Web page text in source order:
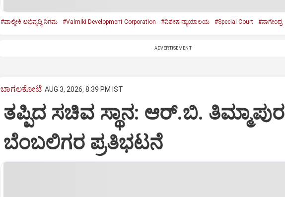
#ವಾಲ್ಮೀಕಿ ಅಭಿವೃದ್ಧಿ ನಿಗಮ #Valmiki Development Corporation #ವಿಶೇಷ ನ್ಯಾಯಾಲಯ #Special Court #ನಾಗೇಂದ್ರ
ADVERTISEMENT
ಬಾಗಲಕೋಟೆ AUG 3, 2026, 8:39 PM IST
ತಪ್ಪಿದ ಸಚಿವ ಸ್ಥಾನ: ಆರ್.ಬಿ. ತಿಮ್ಮಾಪುರ
ಬೆಂಬಲಿಗರ ಪ್ರತಿಭಟನೆ